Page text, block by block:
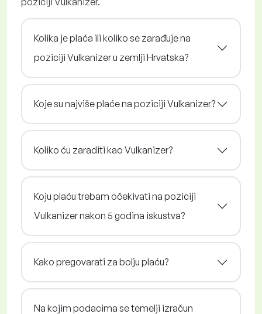
Kolika je plaća ili koliko se zarađuje na
poziciji Vulkanizer u zemlji Hrvatska?
Koje su najviše plaće na poziciji Vulkanizer?
Koliko ću zaraditi kao Vulkanizer?
Koju plaću trebam očekivati na poziciji
Vulkanizer nakon 5 godina iskustva?
Kako pregovarati za bolju plaću?
Na kojim podacima se temelji izračun